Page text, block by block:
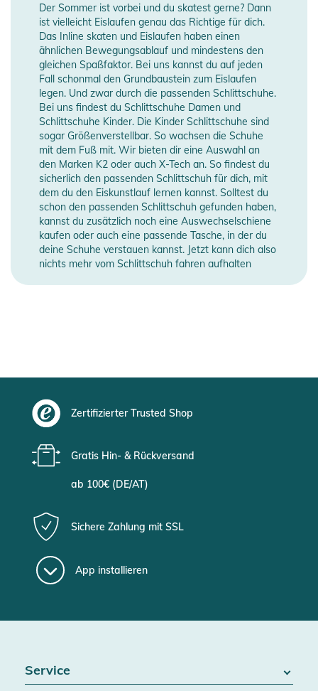
Der Sommer ist vorbei und du skatest gerne? Dann
ist vielleicht Eislaufen genau das Richtige für dich.
Das Inline skaten und Eislaufen haben einen
ähnlichen Bewegungsablauf und mindestens den
gleichen Spaßfaktor. Bei uns kannst du auf jeden
Fall schonmal den Grundbaustein zum Eislaufen
legen. Und zwar durch die passenden Schlittschuhe.
Bei uns findest du Schlittschuhe Damen und
Schlittschuhe Kinder. Die Kinder Schlittschuhe sind
sogar Größenverstellbar. So wachsen die Schuhe
mit dem Fuß mit. Wir bieten dir eine Auswahl an
den Marken K2 oder auch X-Tech an. So findest du
sicherlich den passenden Schlittschuh für dich, mit
dem du den Eiskunstlauf lernen kannst. Solltest du
schon den passenden Schlittschuh gefunden haben,
kannst du zusätzlich noch eine Auswechselschiene
kaufen oder auch eine passende Tasche, in der du
deine Schuhe verstauen kannst. Jetzt kann dich also
nichts mehr vom Schlittschuh fahren aufhalten
Zertifizierter Trusted Shop
Gratis Hin- & Rückversand
ab 100€ (DE/AT)
Sichere Zahlung mit SSL
App installieren
Service